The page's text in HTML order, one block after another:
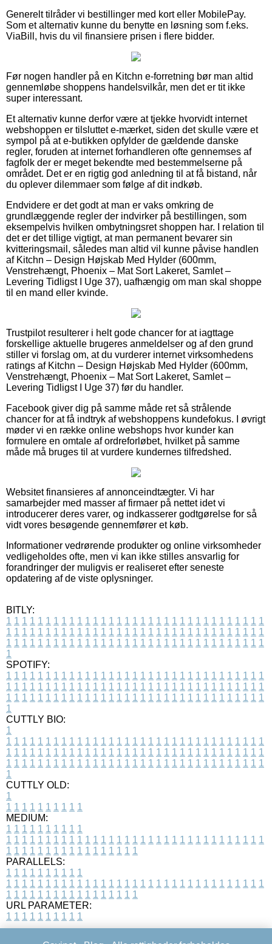
Generelt tilråder vi bestillinger med kort eller MobilePay.
Som et alternativ kunne du benytte en løsning som f.eks.
ViaBill, hvis du vil finansiere prisen i flere bidder.
Før nogen handler på en Kitchn e-forretning bør man altid
gennemløbe shoppens handelsvilkår, men det er tit ikke
super interessant.
Et alternativ kunne derfor være at tjekke hvorvidt internet
webshoppen er tilsluttet e-mærket, siden det skulle være et
sympol på at e-butikken opfylder de gældende danske
regler, foruden at internet forhandleren ofte gennemses af
fagfolk der er meget bekendte med bestemmelserne på
området. Det er en rigtig god anledning til at få bistand, når
du oplever dilemmaer som følge af dit indkøb.
Endvidere er det godt at man er vaks omkring de
grundlæggende regler der indvirker på bestillingen, som
eksempelvis hvilken ombytningsret shoppen har. I relation til
det er det tillige vigtigt, at man permanent bevarer sin
kvitteringsmail, således man altid vil kunne påvise handlen
af Kitchn – Design Højskab Med Hylder (600mm,
Venstrehængt, Phoenix – Mat Sort Lakeret, Samlet –
Levering Tidligst I Uge 37), uafhængig om man skal shoppe
til en mand eller kvinde.
Trustpilot resulterer i helt gode chancer for at iagttage
forskellige aktuelle brugeres anmeldelser og af den grund
stiller vi forslag om, at du vurderer internet virksomhedens
ratings af Kitchn – Design Højskab Med Hylder (600mm,
Venstrehængt, Phoenix – Mat Sort Lakeret, Samlet –
Levering Tidligst I Uge 37) før du handler.
Facebook giver dig på samme måde ret så strålende
chancer for at få indtryk af webshoppens kundefokus. I øvrigt
møder vi en række online webshops hvor kunder kan
formulere en omtale af ordreforløbet, hvilket på samme
måde må bruges til at vurdere kundernes tilfredshed.
Websitet finansieres af annonceindtægter. Vi har
samarbejder med masser af firmaer på nettet idet vi
introducerer deres varer, og indkasserer godtgørelse for så
vidt vores besøgende gennemfører et køb.
Informationer vedrørende produkter og online virksomheder
vedligeholdes ofte, men vi kan ikke stilles ansvarlig for
forandringer der muligvis er realiseret efter seneste
opdatering af de viste oplysninger.
BITLY:
1 1 1 1 1 1 1 1 1 1 1 1 1 1 1 1 1 1 1 1 1 1 1 1 1 1 1 1 1 1 1 1 1
1 1 1 1 1 1 1 1 1 1 1 1 1 1 1 1 1 1 1 1 1 1 1 1 1 1 1 1 1 1 1 1 1
1 1 1 1 1 1 1 1 1 1 1 1 1 1 1 1 1 1 1 1 1 1 1 1 1 1 1 1 1 1 1 1 1
1
SPOTIFY:
1 1 1 1 1 1 1 1 1 1 1 1 1 1 1 1 1 1 1 1 1 1 1 1 1 1 1 1 1 1 1 1 1
1 1 1 1 1 1 1 1 1 1 1 1 1 1 1 1 1 1 1 1 1 1 1 1 1 1 1 1 1 1 1 1 1
1 1 1 1 1 1 1 1 1 1 1 1 1 1 1 1 1 1 1 1 1 1 1 1 1 1 1 1 1 1 1 1 1
1
CUTTLY BIO:
1
1 1 1 1 1 1 1 1 1 1 1 1 1 1 1 1 1 1 1 1 1 1 1 1 1 1 1 1 1 1 1 1 1
1 1 1 1 1 1 1 1 1 1 1 1 1 1 1 1 1 1 1 1 1 1 1 1 1 1 1 1 1 1 1 1 1
1 1 1 1 1 1 1 1 1 1 1 1 1 1 1 1 1 1 1 1 1 1 1 1 1 1 1 1 1 1 1 1 1
1
CUTTLY OLD:
1
1 1 1 1 1 1 1 1 1 1
MEDIUM:
1 1 1 1 1 1 1 1 1 1
1 1 1 1 1 1 1 1 1 1 1 1 1 1 1 1 1 1 1 1 1 1 1 1 1 1 1 1 1 1 1 1 1
1 1 1 1 1 1 1 1 1 1 1 1 1 1 1 1 1
PARALLELS:
1 1 1 1 1 1 1 1 1 1
1 1 1 1 1 1 1 1 1 1 1 1 1 1 1 1 1 1 1 1 1 1 1 1 1 1 1 1 1 1 1 1 1
1 1 1 1 1 1 1 1 1 1 1 1 1 1 1 1 1
URL PARAMETER:
1 1 1 1 1 1 1 1 1 1